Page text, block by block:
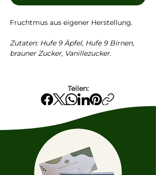
Fruchtmus aus eigener Herstellung.
Zutaten: Hufe 9 Äpfel, Hufe 9 Birnen,
brauner Zucker, Vanillezucker.
Teilen: